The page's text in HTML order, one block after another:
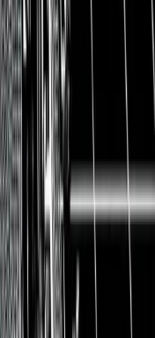
Kreativität,
sind Dinge, die
erwartet, aber
allerdings
einen Hut zu
Kunden besuchen
nirgendwo sonst
ist Etsys Stärke
durch die
Unternehmen